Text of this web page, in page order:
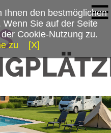
Ihnen den bestmöglichen
Sie auf der Seite
Cookie-Nutzung zu.
zu
[X]